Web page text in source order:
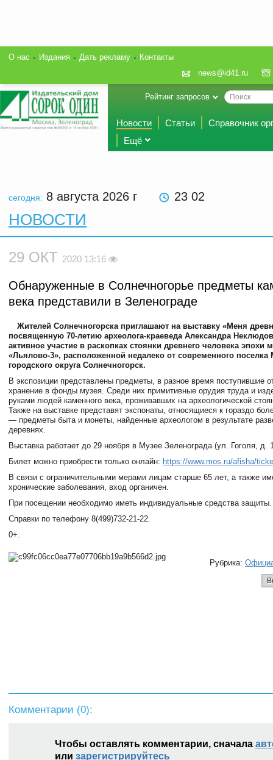
О нас Издания Дать рекламу
Контакты
news@id41.ru
Рейтинг запросов
Новости Статьи
Справочник
Ещё
сегодня: 8 августа 2026 г 23 02
НОВОСТИ
29 ОКТ 2020 13:16
Обнаруженные в Солнечногорье предметы
века представили в Зеленограде
Жителей Солнечногорска приглашают на выставку «Меня
посвященную 70-летию археолога-краеведа Александра
активное участие в раскопках стоянки древнего человека эпохи
«Льялово-3», расположенной недалеко от современного поселка
городского округа Солнечногорск.
В экспозиции представлены предметы, в разное время поступившие
хранение в фонды музея. Среди них примитивные орудия труда и
руками людей каменного века, проживавших на археологической
Также на выставке представят экспонаты, относящиеся к гораздо
— предметы быта и монеты, найденные археологом в результате
деревнях.
Выставка работает до 29 ноября в Музее Зеленограда (ул. Гоголя, д.
Билет можно приобрести только онлайн: https://www.mos.ru/afisha/
В связи с ограничительными мерами лицам старше 65 лет, а также
хронические заболевания, вход органичен.
При посещении необходимо иметь индивидуальные средства защиты.
Справки по телефону 8(499)732-21-22.
0+.
Рубрика:
Комментарии (0):
Чтобы оставлять комментарии, сначала
или зарегистрируйтесь